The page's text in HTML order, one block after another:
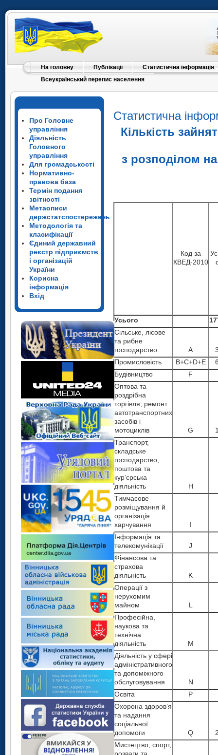
На головну Публікації
Статистична інформація
Всеукраїнський перепис населення
Про Головне
управління
Діяльність
Головного
управління
Для громадськості
Нормативно-
правова база
Термін подання
звітності
Метаописи
держстатспостережень
Методологія та
класифікації
Єдиний державний
реєстр підприємств
і організацій
України
Корисна
інформація
Вхід
Статистична
Кількість
з розподілом
Код за
КВЕД-2010
Усього
Сільське, лісове
та рибне
господарство
A
Промисловість
B+C+D+E
Будівництво
F
Оптова та
роздрібна
торгівля; ремонт
автотранспортних
засобів і
мотоциклів
G
Транспорт,
складське
господарство,
поштова та
кур’єрська
діяльність
H
Тимчасове
розміщування й
організація
харчування
I
Інформація та
телекомунікації
J
Фінансова та
страхова
діяльність
K
Операції з
нерухомим
майном
L
Професійна,
наукова та
технічна
діяльність
M
Діяльність у сфері
адміністративного
та допоміжного
обслуговування
N
Освіта
P
Охорона здоров’я
та надання
соціальної
допомоги
Q
Мистецтво, спорт,